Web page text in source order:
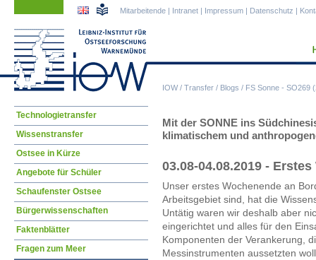
IOW/ Transfer / Blogs / FS Sonne - SO269
Mitarbeitende | Intranet | Impressum | Datenschutz |
Mit der SONNE ins
klimatischem und
03.08-04.08.2019 -
Unser erstes Wochenende an
Arbeitsgebiet sind, hat die
Untätig waren wir deshalb aber
eingerichtet und alles für den
Komponenten der Verankerung,
Messinstrumenten aussetzten
Navigation
überspringen
Technologietransfer
Wissenstransfer
Ostsee in Kürze
Angebote für Schüler
Schaufenster Ostsee
Bürgerwissenschaften
Faktenblätter
Fragen zum Meer